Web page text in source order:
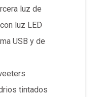
tintados
con
de radio
forrado en
en